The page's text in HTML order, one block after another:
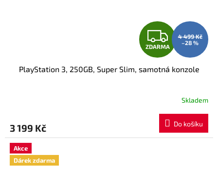
Z
D
A
M
A
ZDARMA
4 499 Kč
–28 %
PlayStation 3, 250GB, Super Slim, samotná konzole
Skladem
3 199 Kč Do košíku
Akce
Dárek zdarma